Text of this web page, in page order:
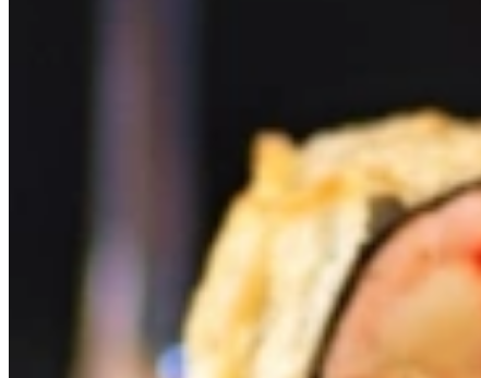
Bak de garnalen ongeveer 1 minuut per kant tot ze licht
Fruit de ui en knoflook 2 tot 3 minuten.
Voeg de paprika toe en bak nog 5 minuten.
Roer het gerookte paprikapoeder en de saffraan erdoor.
Voeg de paellarijst toe en schep alles goed om.
Schenk de visbouillon erbij en verdeel de rijst gelijkmatig
Laat de paella ongeveer 15 minuten zacht koken zonder te
Voeg de mosselen, garnalen, cherrytomaten en doperwten
Dek de pan losjes af met aluminiumfolie of een deksel en
Verwijder gesloten mosselen.
Garneer met citroenpartjes en fijngehakte peterselie en